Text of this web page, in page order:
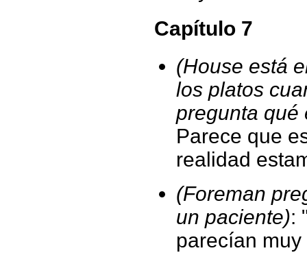
Capítulo 7
(House está
los platos
pregunta qué
Parece que
realidad
(Foreman
un paciente):
parecían